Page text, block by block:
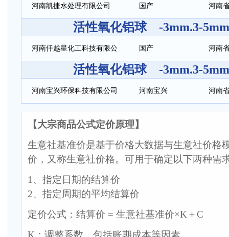
河南凯捷水处理有限公司 国产 河南
活性氧化铝球 -3mm.3-
河南仟越星化工科技有限公 国产 河南
活性氧化铝球 -3mm.3-
河南宝兴环保科技有限公司 河南宝兴 河南
【大宗商品公式定价原理】
生意社基准价是基于价格大数据与生意社价格
价，又称生意社价格。可用于确定以下两种需
1、指定日期的结算价
2、指定周期的平均结算价
定价公式：结算价 = 生意社基准价×K＋C
K：调整系数，包括账期成本等因素。